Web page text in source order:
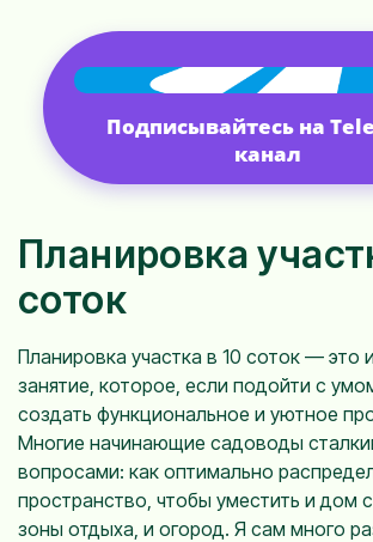
Подписывайтесь на
канал
Планировка
соток
Планировка участка в 10 соток — это
занятие, которое, если подойти с
создать функциональное и уютное
Многие начинающие садоводы
вопросами: как оптимально
пространство, чтобы уместить и дом
зоны отдыха, и огород. Я сам много